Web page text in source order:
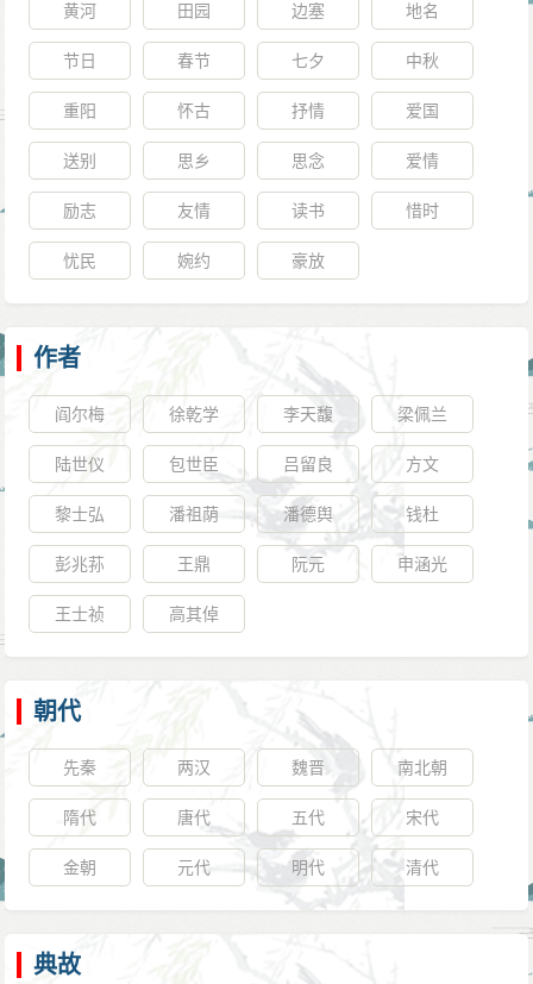
黄河 田园 边塞 地名
节日 春节 七夕 中秋
重阳 怀古 抒情 爱国
送别 思乡 思念 爱情
励志 友情 读书 惜时
忧民 婉约 豪放
作者
阎尔梅 徐乾学 李天馥 梁佩兰
陆世仪 包世臣 吕留良 方文
黎士弘 潘祖荫 潘德舆 钱杜
彭兆荪 王鼎 阮元 申涵光
王士祯 高其倬
朝代
先秦 两汉 魏晋 南北朝
隋代 唐代 五代 宋代
金朝 元代 明代 清代
典故